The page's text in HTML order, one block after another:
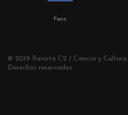
Fans
© 2019 Revista C2 / Ciencia y Cultura.
Derechos reservados.